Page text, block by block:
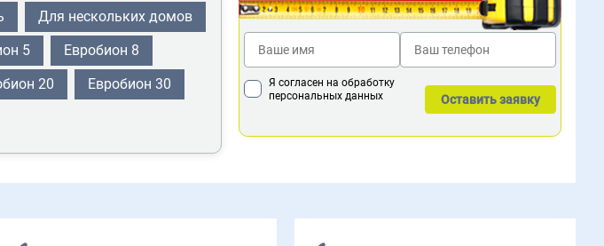
Для нескольких домов
5 Евробион 8
20 Евробион 30
Я согласен на обработку
персональных данных